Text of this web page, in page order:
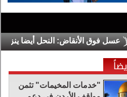
الأنقاض: النحل أيضا ينزح في غزة
"خدمات المخيمات" تثمن